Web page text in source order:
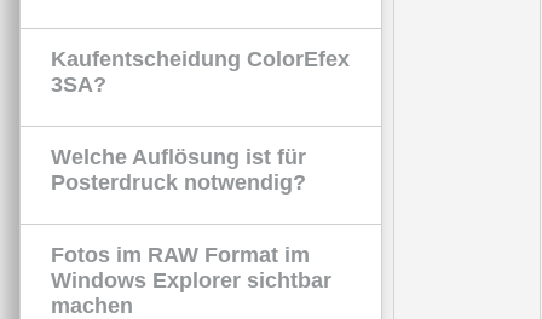
Kaufentscheidung ColorEfex
3SA?
Welche Auflösung ist für
Posterdruck notwendig?
Fotos im RAW Format im
Windows Explorer sichtbar
machen